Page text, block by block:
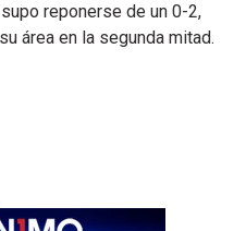
reponerse de un 0-2,
área en la segunda mitad.